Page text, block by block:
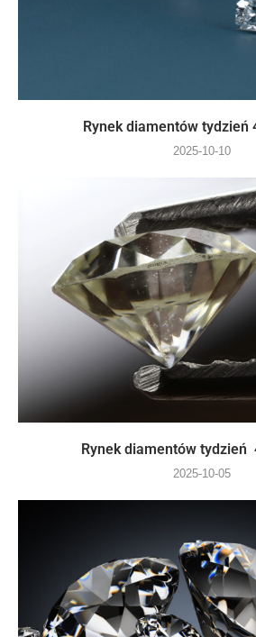
Rynek diamentów tydzień
2025-10-10
Rynek diamentów tydzień
2025-10-05